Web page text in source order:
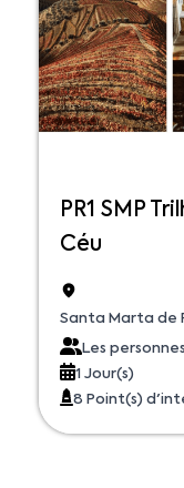
PR1 SMP
Céu
Santa Marta de
Les personnes
1 Jour(s)
8 Point(s)